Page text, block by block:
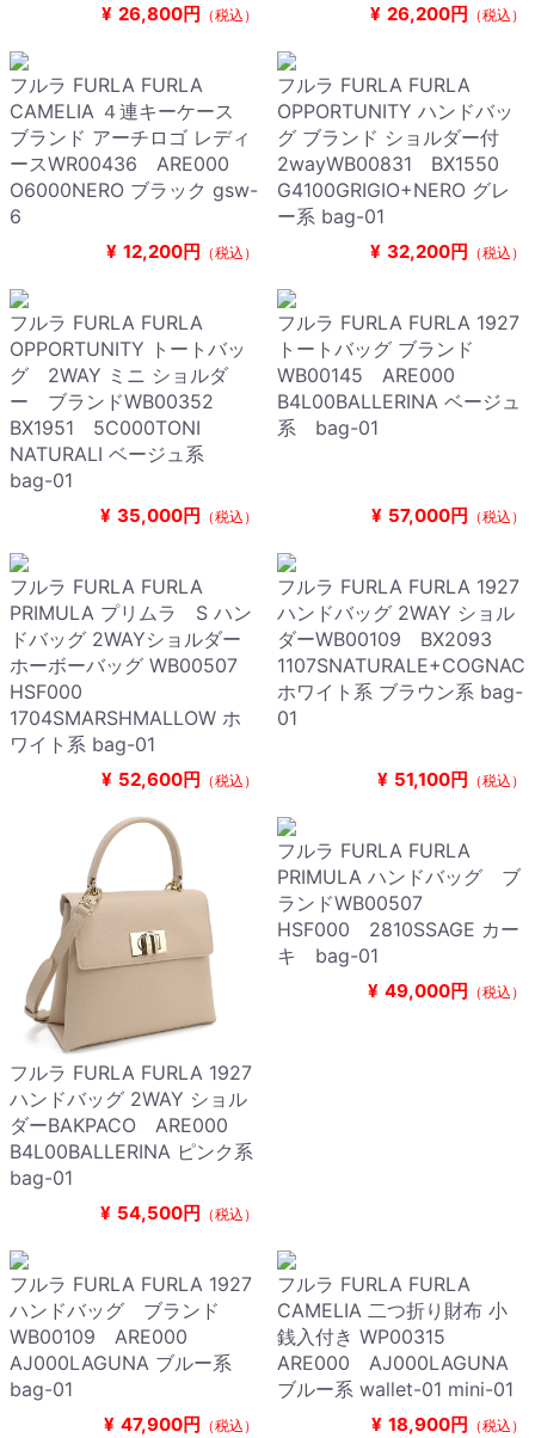
¥ 26,800円 （税込） ¥ 26,200円 （税込）
フルラ FURLA FURLA
CAMELIA ４連キーケース
ブランド アーチロゴ レディ
ースWR00436 ARE000
O6000NERO ブラック gsw-
6
¥ 12,200円 （税込）
フルラ FURLA FURLA
OPPORTUNITY ハンドバッ
グ ブランド ショルダー付
2wayWB00831 BX1550
G4100GRIGIO+NERO グレ
ー系 bag-01
¥ 32,200円 （税込）
フルラ FURLA FURLA
OPPORTUNITY トートバッ
グ 2WAY ミニ ショルダ
ー ブランドWB00352
BX1951 5C000TONI
NATURALI ベージュ系
bag-01
¥ 35,000円 （税込）
フルラ FURLA FURLA 1927
トートバッグ ブランド
WB00145 ARE000
B4L00BALLERINA ベージュ
系 bag-01
¥ 57,000円 （税込）
フルラ FURLA FURLA
PRIMULA プリムラ S ハン
ドバッグ 2WAYショルダー
ホーボーバッグ WB00507
HSF000
1704SMARSHMALLOW ホ
ワイト系 bag-01
¥ 52,600円 （税込）
フルラ FURLA FURLA 1927
ハンドバッグ 2WAY ショル
ダーWB00109 BX2093
1107SNATURALE+COGNAC
ホワイト系 ブラウン系 bag-
01
¥ 51,100円 （税込）
フルラ FURLA FURLA 1927
ハンドバッグ 2WAY ショル
ダーBAKPACO ARE000
B4L00BALLERINA ピンク系
bag-01
¥ 54,500円 （税込）
フルラ FURLA FURLA
PRIMULA ハンドバッグ ブ
ランドWB00507
HSF000 2810SSAGE カー
キ bag-01
¥ 49,000円 （税込）
フルラ FURLA FURLA 1927
ハンドバッグ ブランド
WB00109 ARE000
AJ000LAGUNA ブルー系
bag-01
¥ 47,900円 （税込）
フルラ FURLA FURLA
CAMELIA 二つ折り財布 小
銭入付き WP00315
ARE000 AJ000LAGUNA
ブルー系 wallet-01 mini-01
¥ 18,900円 （税込）